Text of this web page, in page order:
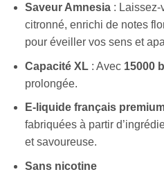
Saveur Amnesia: Laissez-
citronné, enrichi de notes
pour éveiller vos sens et
Capacité XL: Avec 15000
prolongée.
E-liquide français
fabriquées à partir
et savoureuse.
Sans nicotine